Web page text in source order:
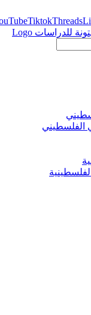
TiktokThreads
الفلسطيني